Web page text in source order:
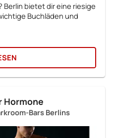
bietet dir eine riesige
Buchläden und
Hormone
Bars Berlins